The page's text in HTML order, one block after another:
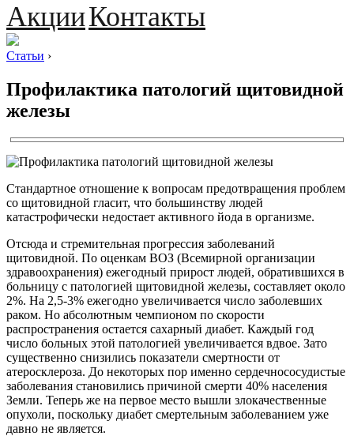
АкцииКонтакты
Статьи ›
Профилактика патологий щитовидной
железы
Стандартное отношение к вопросам предотвращения проблем
со щитовидной гласит, что большинству людей
катастрофически недостает активного йода в организме.
Отсюда и стремительная прогрессия заболеваний
щитовидной. По оценкам ВОЗ (Всемирной организации
здравоохранения) ежегодный прирост людей, обратившихся в
больницу с патологией щитовидной железы, составляет около
2%. На 2,5-3% ежегодно увеличивается число заболевших
раком. Но абсолютным чемпионом по скорости
распространения остается сахарный диабет. Каждый год
число больных этой патологией увеличивается вдвое. Зато
существенно снизились показатели смертности от
атеросклероза. До некоторых пор именно сердечнососудистые
заболевания становились причиной смерти 40% населения
Земли. Теперь же на первое место вышли злокачественные
опухоли, поскольку диабет смертельным заболеванием уже
давно не является.